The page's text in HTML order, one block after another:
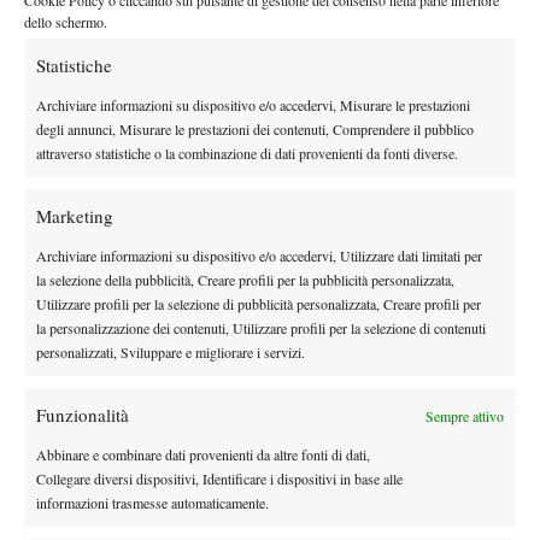
dello schermo.
Statistiche
Archiviare informazioni su dispositivo e/o accedervi, Misurare le prestazioni
degli annunci, Misurare le prestazioni dei contenuti, Comprendere il pubblico
attraverso statistiche o la combinazione di dati provenienti da fonti diverse.
Marketing
Archiviare informazioni su dispositivo e/o accedervi, Utilizzare dati limitati per
la selezione della pubblicità, Creare profili per la pubblicità personalizzata,
Utilizzare profili per la selezione di pubblicità personalizzata, Creare profili per
la personalizzazione dei contenuti, Utilizzare profili per la selezione di contenuti
personalizzati, Sviluppare e migliorare i servizi.
Funzionalità Sempre attivo
Abbinare e combinare dati provenienti da altre fonti di dati,
Collegare diversi dispositivi, Identificare i dispositivi in base alle
informazioni trasmesse automaticamente.
troppa pressione. La cosa più importante è staccare
di Wimbledon, dopo Wimbledon la probabilità che giochiamo in
Canada c’è. Io sono sempre stato realista.Siamo contenti, ma è
COME FESTEGGERÀ LA VITTORIA
Dipende anche da quello che faccio stasera.Ci sono tante
emozioni che sia nel bene nel male. Io sono sempre stato una
persona che fa fatica a dormire quando perde, parlando con
torneo poi c’è una piccola festa, non pensi a quello che hai fatto
quindi si dorme meglio di quando perdi”.
SULLA PRIMA VOLTA A ROMA